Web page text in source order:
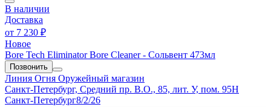
В наличии
Доставка
от 7 230 ₽
Новое
Bore Tech Eliminator Bore Cleaner - Сольвент 473мл
Позвонить
Линия Огня Оружейный магазин
Санкт-Петербург, Средний пр. В.О., 85, лит. У, пом. 95Н
Санкт-Петербург8/2/26